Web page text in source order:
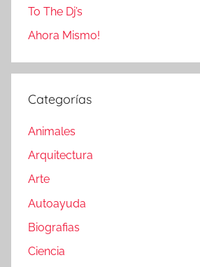
To The Dj’s
Ahora Mismo!
Categorías
Animales
Arquitectura
Arte
Autoayuda
Biografias
Ciencia